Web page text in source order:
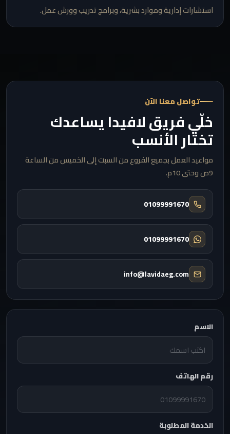
استشارات إدارية وموارد بشرية، وبرامج تدريب وورش عمل.
تواصل معنا الآن
خلّي فريق لافيدا يساعدك
تختار الأنسب
مواعيد العمل بجميع الفروع من السبت إلى الخميس من الساعة
9ص وحتى 10م.
01099991670
01099991670
info@lavidaeg.com
الاسم
رقم الهاتف
الخدمة المطلوبة